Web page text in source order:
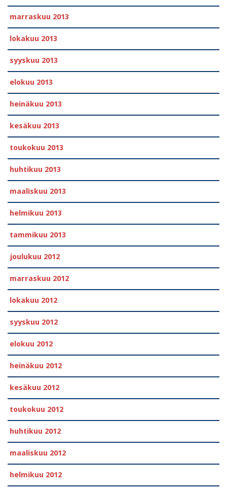
marraskuu 2013
lokakuu 2013
syyskuu 2013
elokuu 2013
heinäkuu 2013
kesäkuu 2013
toukokuu 2013
huhtikuu 2013
maaliskuu 2013
helmikuu 2013
tammikuu 2013
joulukuu 2012
marraskuu 2012
lokakuu 2012
syyskuu 2012
elokuu 2012
heinäkuu 2012
kesäkuu 2012
toukokuu 2012
huhtikuu 2012
maaliskuu 2012
helmikuu 2012